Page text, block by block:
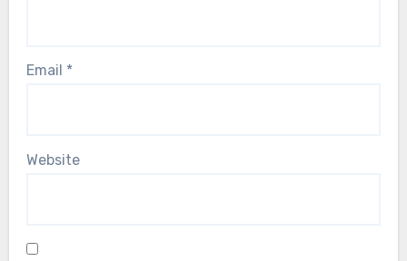
Email *
Website